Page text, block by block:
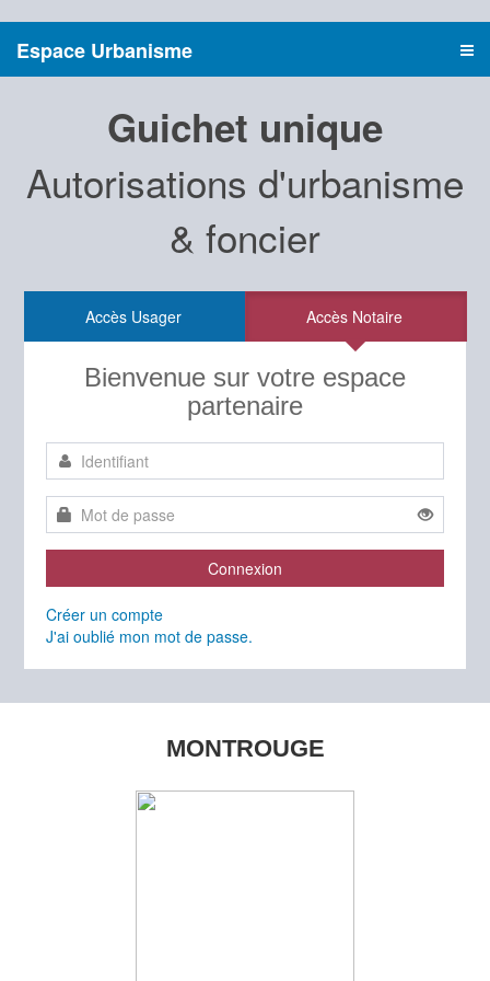
Espace Urbanisme
Guichet unique
Autorisations d'urbanisme
& foncier
Accès Usager Accès Notaire
Bienvenue sur votre espace
partenaire
Connexion
Créer un compte
J'ai oublié mon mot de passe.
MONTROUGE